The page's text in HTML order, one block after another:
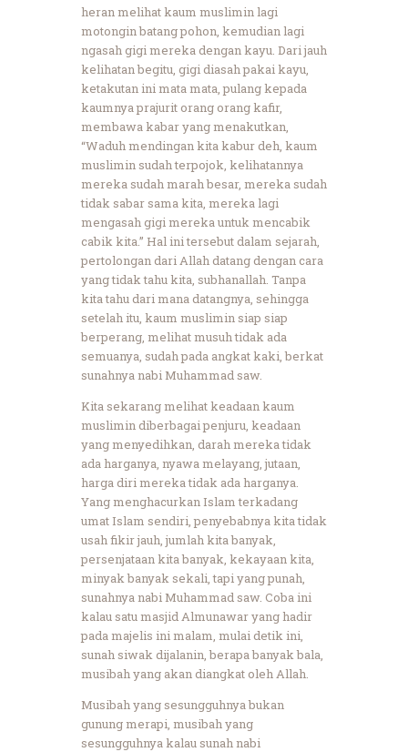
heran melihat kaum muslimin lagi
motongin batang pohon, kemudian lagi
ngasah gigi mereka dengan kayu. Dari jauh
kelihatan begitu, gigi diasah pakai kayu,
ketakutan ini mata mata, pulang kepada
kaumnya prajurit orang orang kafir,
membawa kabar yang menakutkan,
“Waduh mendingan kita kabur deh, kaum
muslimin sudah terpojok, kelihatannya
mereka sudah marah besar, mereka sudah
tidak sabar sama kita, mereka lagi
mengasah gigi mereka untuk mencabik
cabik kita.” Hal ini tersebut dalam sejarah,
pertolongan dari Allah datang dengan cara
yang tidak tahu kita, subhanallah. Tanpa
kita tahu dari mana datangnya, sehingga
setelah itu, kaum muslimin siap siap
berperang, melihat musuh tidak ada
semuanya, sudah pada angkat kaki, berkat
sunahnya nabi Muhammad saw.
Kita sekarang melihat keadaan kaum
muslimin diberbagai penjuru, keadaan
yang menyedihkan, darah mereka tidak
ada harganya, nyawa melayang, jutaan,
harga diri mereka tidak ada harganya.
Yang menghacurkan Islam terkadang
umat Islam sendiri, penyebabnya kita tidak
usah fikir jauh, jumlah kita banyak,
persenjataan kita banyak, kekayaan kita,
minyak banyak sekali, tapi yang punah,
sunahnya nabi Muhammad saw. Coba ini
kalau satu masjid Almunawar yang hadir
pada majelis ini malam, mulai detik ini,
sunah siwak dijalanin, berapa banyak bala,
musibah yang akan diangkat oleh Allah.
Musibah yang sesungguhnya bukan
gunung merapi, musibah yang
sesungguhnya kalau sunah nabi